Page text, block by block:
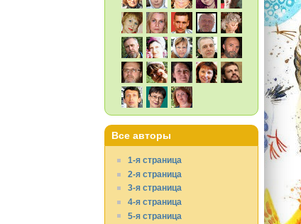
Все авторы
1-я страница
2-я страница
3-я страница
4-я страница
5-я страница